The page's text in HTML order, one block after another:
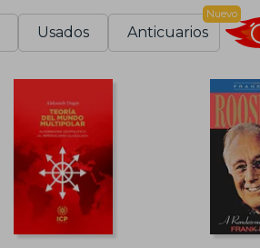
Usados Anticuarios
Nuevo